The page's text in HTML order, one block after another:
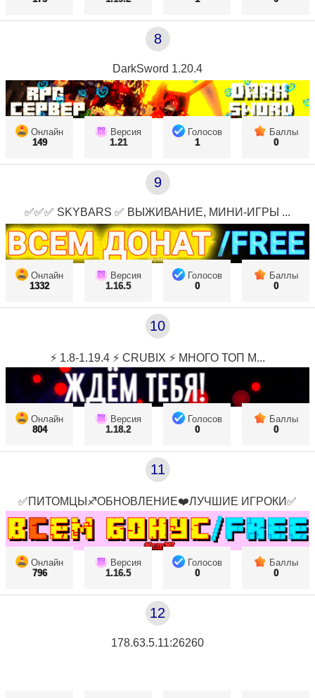
8
DarkSword 1.20.4
Онлайн
149
Версия
1.21
Голосов
1
Баллы
0
9
✅✅✅ SKYBARS ✅ ВЫЖИВАНИЕ, МИНИ-ИГРЫ ...
Онлайн
1332
Версия
1.16.5
Голосов
0
Баллы
0
10
⚡ 1.8-1.19.4 ⚡ CRUBIX ⚡ МНОГО ТОП М...
Онлайн
804
Версия
1.18.2
Голосов
0
Баллы
0
11
✅ПИТОМЦЫ♐ОБНОВЛЕНИЕ❤️ЛУЧШИЕ ИГРОКИ✅
Онлайн
796
Версия
1.16.5
Голосов
0
Баллы
0
12
178.63.5.11:26260